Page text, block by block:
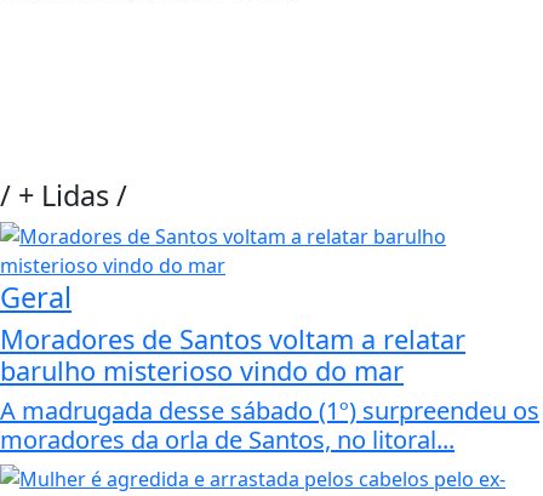
/ + Lidas/
Geral
Moradores de Santos voltam a relatar
barulho misterioso vindo do mar
A madrugada desse sábado (1º) surpreendeu os
moradores da orla de Santos, no litoral...